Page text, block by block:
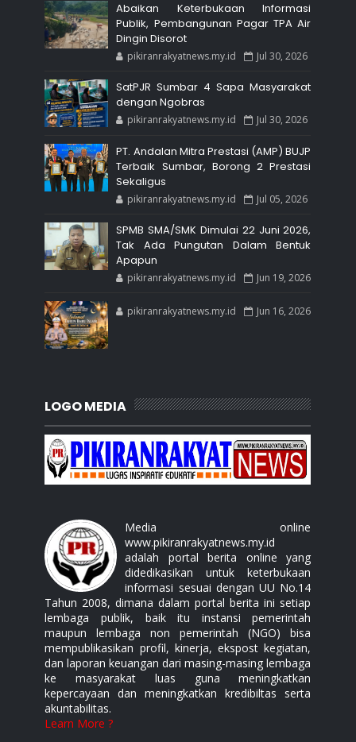
Abaikan Keterbukaan Informasi
Publik, Pembangunan Pagar TPA Air
Dingin Disorot
pikiranrakyatnews.my.id Jul 30, 2026
SatPJR Sumbar 4 Sapa Masyarakat
dengan Ngobras
pikiranrakyatnews.my.id Jul 30, 2026
PT. Andalan Mitra Prestasi (AMP) BUJP
Terbaik Sumbar, Borong 2 Prestasi
Sekaligus
pikiranrakyatnews.my.id Jul 05, 2026
SPMB SMA/SMK Dimulai 22 Juni 2026,
Tak Ada Pungutan Dalam Bentuk
Apapun
pikiranrakyatnews.my.id Jun 19, 2026
pikiranrakyatnews.my.id Jun 16, 2026
LOGO MEDIA
Media online
www.pikiranrakyatnews.my.id
adalah portal berita online yang
didedikasikan untuk keterbukaan
informasi sesuai dengan UU No.14
Tahun 2008, dimana dalam portal berita ini setiap
lembaga publik, baik itu instansi pemerintah
maupun lembaga non pemerintah (NGO) bisa
mempublikasikan profil, kinerja, ekspost kegiatan,
dan laporan keuangan dari masing-masing lembaga
ke masyarakat luas guna meningkatkan
kepercayaan dan meningkatkan kredibiltas serta
akuntabilitas.
Learn More ?